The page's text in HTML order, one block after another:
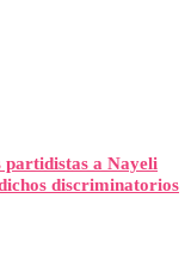
partidistas a Nayeli
discriminatorios